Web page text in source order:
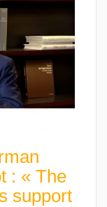
: « The
support